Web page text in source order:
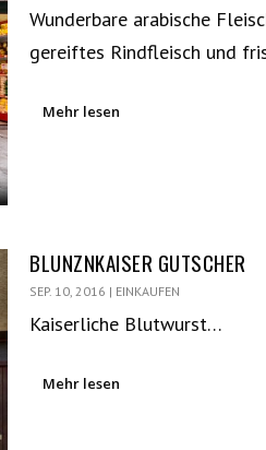
Wunderbare arabische
gereiftes Rindfleisch und
Mehr lesen
BLUNZNKAISER GUTSCHER
SEP. 10, 2016 | EINKAUFEN
Kaiserliche Blutwurst…
Mehr lesen